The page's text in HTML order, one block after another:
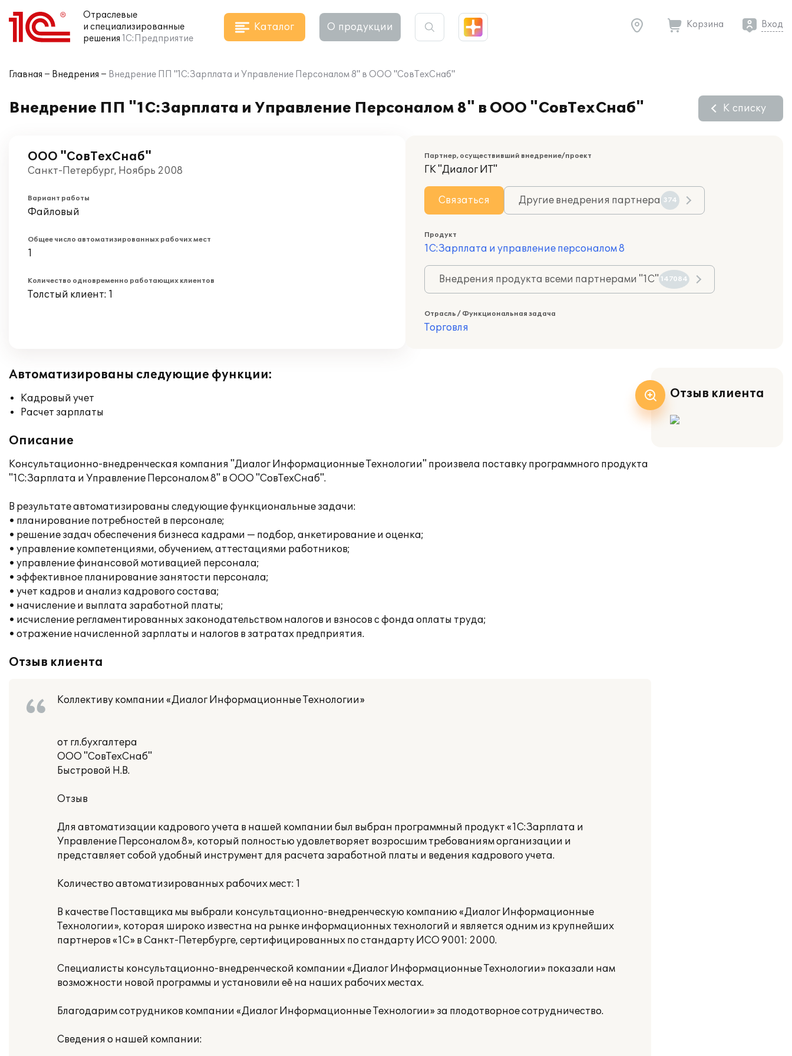
Отраслевые
и специализированные
решения 1С:Предприятие
Каталог О продукции Корзина Вход
Главная Внедрения Внедрение ПП "1С:Зарплата и Управление Персоналом 8" в ООО "СовТехСнаб"
Внедрение ПП "1С:Зарплата и Управление Персоналом 8" в ООО "СовТехСнаб" К списку
ООО "СовТехСнаб"
Санкт-Петербург, Ноябрь 2008
Вариант работы
Файловый
Общее число автоматизированных рабочих мест
1
Количество одновременно работающих клиентов
Толстый клиент: 1
Партнер, осуществивший внедрение/проект
ГК "Диалог ИТ"
Связаться Другие внедрения партнера 374
Продукт
1С:Зарплата и управление персоналом 8
Внедрения продукта всеми партнерами "1С" 147084
Отрасль / Функциональная задача
Торговля
Автоматизированы следующие функции:
Кадровый учет
Расчет зарплаты
Описание
Консультационно-внедренческая компания "Диалог Информационные Технологии" произвела поставку программного продукта
"1С:Зарплата и Управление Персоналом 8" в ООО "СовТехСнаб".
В результате автоматизированы следующие функциональные задачи:
• планирование потребностей в персонале;
• решение задач обеспечения бизнеса кадрами — подбор, анкетирование и оценка;
• управление компетенциями, обучением, аттестациями работников;
• управление финансовой мотивацией персонала;
• эффективное планирование занятости персонала;
• учет кадров и анализ кадрового состава;
• начисление и выплата заработной платы;
• исчисление регламентированных законодательством налогов и взносов с фонда оплаты труда;
• отражение начисленной зарплаты и налогов в затратах предприятия.
Отзыв клиента
Коллективу компании «Диалог Информационные Технологии»
от гл.бухгалтера
ООО "СовТехСнаб"
Быстровой Н.В.
Отзыв
Для автоматизации кадрового учета в нашей компании был выбран программный продукт «1С:Зарплата и
Управление Персоналом 8», который полностью удовлетворяет возросшим требованиям организации и
представляет собой удобный инструмент для расчета заработной платы и ведения кадрового учета.
Количество автоматизированных рабочих мест: 1
В качестве Поставщика мы выбрали консультационно-внедренческую компанию «Диалог Информационные
Технологии», которая широко известна на рынке информационных технологий и является одним из крупнейших
партнеров «1С» в Санкт-Петербурге, сертифицированных по стандарту ИСО 9001: 2000.
Специалисты консультационно-внедренческой компании «Диалог Информационные Технологии» показали нам
возможности новой программы и установили её на наших рабочих местах.
Благодарим сотрудников компании «Диалог Информационные Технологии» за плодотворное сотрудничество.
Сведения о нашей компании:
Отзыв клиента